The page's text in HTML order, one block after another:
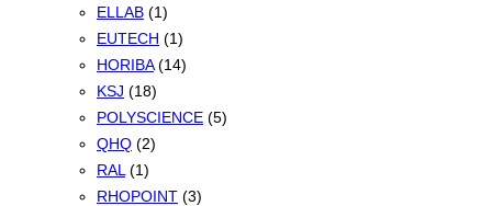
ELLAB (1)
EUTECH (1)
HORIBA (14)
KSJ (18)
POLYSCIENCE (5)
QHQ (2)
RAL (1)
RHOPOINT (3)